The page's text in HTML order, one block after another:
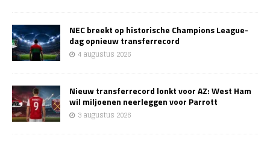
NEC breekt op historische Champions League-
dag opnieuw transferrecord
4 augustus 2026
Nieuw transferrecord lonkt voor AZ: West Ham
wil miljoenen neerleggen voor Parrott
3 augustus 2026